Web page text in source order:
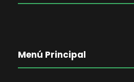
Menú Principal